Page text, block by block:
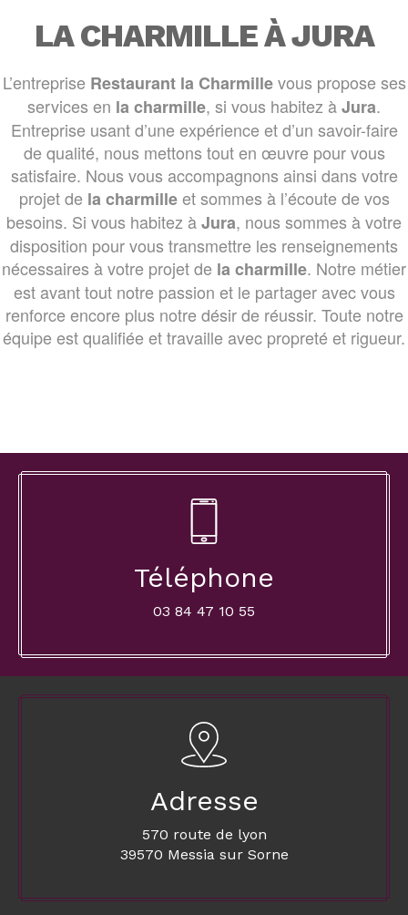
LA CHARMILLE À JURA
L’entreprise Restaurant la Charmillevous propose ses
services en la charmille, si vous habitez àJura.
Entreprise usant d’une expérience et d’un savoir-faire
de qualité, nous mettons tout en œuvre pour vous
satisfaire. Nous vous accompagnons ainsi dans votre
projet de la charmilleet sommes à l’écoute de vos
besoins. Si vous habitez àJura, nous sommes à votre
disposition pour vous transmettre les renseignements
nécessaires à votre projet de la charmille. Notre métier
est avant tout notre passion et le partager avec vous
renforce encore plus notre désir de réussir. Toute notre
équipe est qualifiée et travaille avec propreté et rigueur.
Téléphone
03 84 47 10 55
Adresse
570 route de lyon
39570 Messia sur Sorne